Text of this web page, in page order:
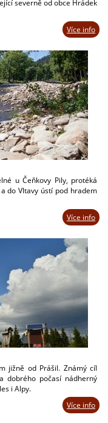
severně od obce Hrádek
Více info
u Čeňkovy Pily, protéká
do Vltavy ústí pod hradem
Více info
jižně od Prášil. Známý cíl
dobrého počasí nádherný
i Alpy.
Více info